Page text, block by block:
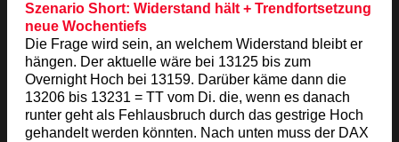
Szenario Short: Widerstand hält + Trendfortsetzung
neue Wochentiefs
Die Frage wird sein, an welchem Widerstand bleibt er
hängen. Der aktuelle wäre bei 13125 bis zum
Overnight Hoch bei 13159. Darüber käme dann die
13206 bis 13231 = TT vom Di. die, wenn es danach
runter geht als Fehlausbruch durch das gestrige Hoch
gehandelt werden könnten. Nach unten muss der DAX